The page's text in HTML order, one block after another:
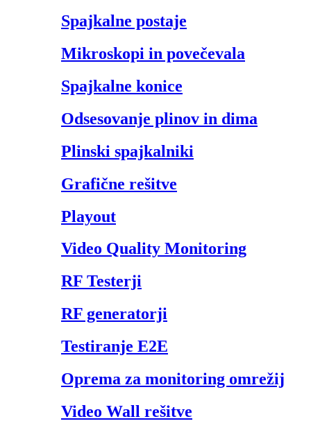
Spajkalne postaje
Mikroskopi in povečevala
Spajkalne konice
Odsesovanje plinov in dima
Plinski spajkalniki
Grafične rešitve
Playout
Video Quality Monitoring
RF Testerji
RF generatorji
Testiranje E2E
Oprema za monitoring omrežij
Video Wall rešitve